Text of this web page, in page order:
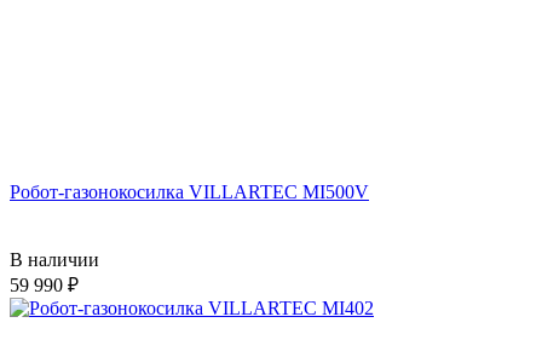
Робот-газонокосилка VILLARTEC MI500V
В наличии
59 990